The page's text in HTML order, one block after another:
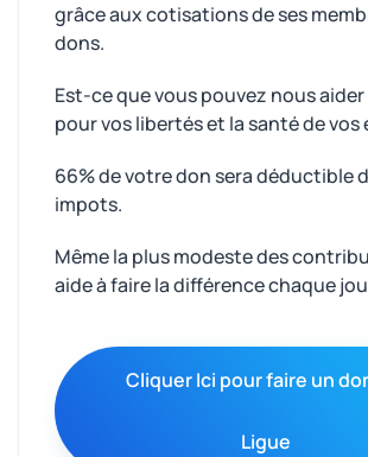
grâce aux cotisations de ses
dons.
Est-ce que vous pouvez nous
pour vos libertés et la santé de vos
66% de votre don sera déductible
impots.
Même la plus modeste des
aide à faire la différence chaque
Cliquer Ici pour faire un
Ligue